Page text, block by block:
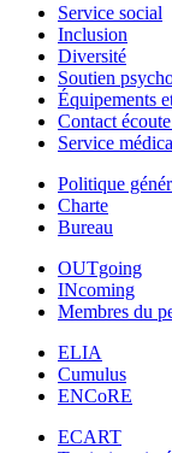
Service social
Inclusion
Diversité
Soutien
Équipements
Contact
Service
Politique
Charte
Bureau
OUTgoing
INcoming
Membres du
ELIA
Cumulus
ENCoRE
ECART